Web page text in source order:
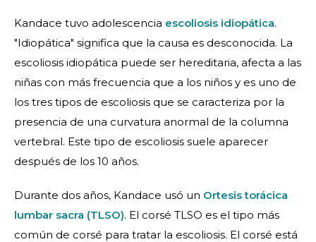
Kandace tuvo adolescencia escoliosis idiopática.
"Idiopática" significa que la causa es desconocida. La
escoliosis idiopática puede ser hereditaria, afecta a las
niñas con más frecuencia que a los niños y es uno de
los tres tipos de escoliosis que se caracteriza por la
presencia de una curvatura anormal de la columna
vertebral. Este tipo de escoliosis suele aparecer
después de los 10 años.
Durante dos años, Kandace usó un Ortesis torácica
lumbar sacra (TLSO). El corsé TLSO es el tipo más
común de corsé para tratar la escoliosis. El corsé está